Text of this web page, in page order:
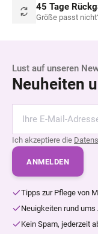
45 Tage
Größe passt
Lust auf unseren
Neuheiten
Ich akzeptiere die
ANMELDEN
Tipps zur Pflege von
Neuigkeiten rund ums
Kein Spam, jederzeit